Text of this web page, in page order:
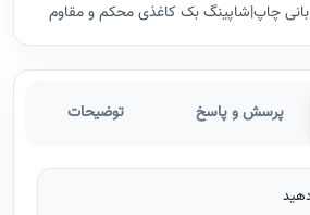
بانی چاپ|شاپینگ بک کاغذی محکم و مقاوم
پرسش و پاسخ توضیحات